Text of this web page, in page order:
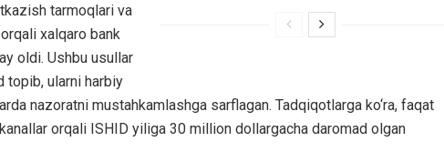
tarmoqlari va
xalqaro bank
oldi. Ushbu usullar
topib, ularni harbiy
nazoratni mustahkamlashga sarflagan. Tadqiqotlarga ko‘ra, faqat
orqali ISHID yiliga 30 million dollargacha daromad olgan